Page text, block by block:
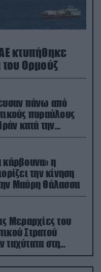
κτυπήθηκε
Ορμούζ
πάνω από
πυραύλους
κατά την
πολέμου
κάρβουνα» η
την κίνηση
Μαύρη Θάλασσα
Μεραρχίες του
Στρατού
ταχύτατα στη